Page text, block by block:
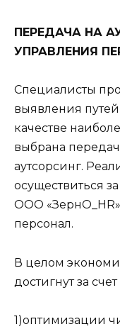
ПЕРЕДАЧА НА
УПРАВЛЕНИЯ
Специалисты
выявления
качестве
выбрана
аутсорсинг.
осуществиться
ООО
персонал.
В целом
достигнут за
1)оптимизации